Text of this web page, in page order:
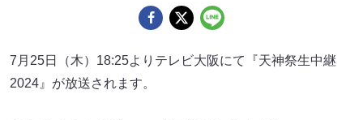
7月25日（木）18:25よりテレビ大阪にて『天神祭生中継
2024』が放送されます。